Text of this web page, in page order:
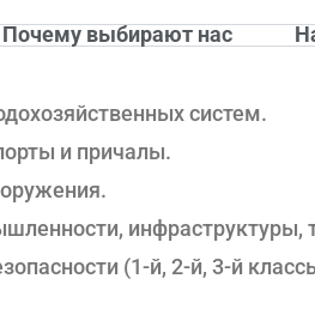
Почему выбирают нас
систем.
и причалы.
инфраструктуры,
(1-й, 2-й, 3-й